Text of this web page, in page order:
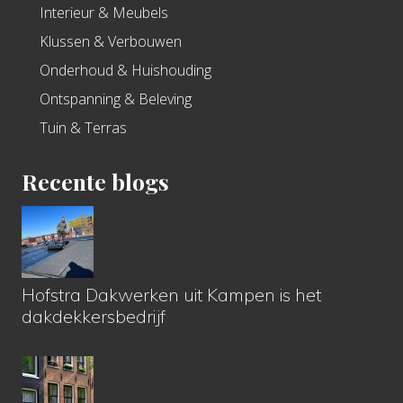
Interieur & Meubels
Klussen & Verbouwen
Onderhoud & Huishouding
Ontspanning & Beleving
Tuin & Terras
Recente blogs
Hofstra Dakwerken uit Kampen is het
dakdekkersbedrijf